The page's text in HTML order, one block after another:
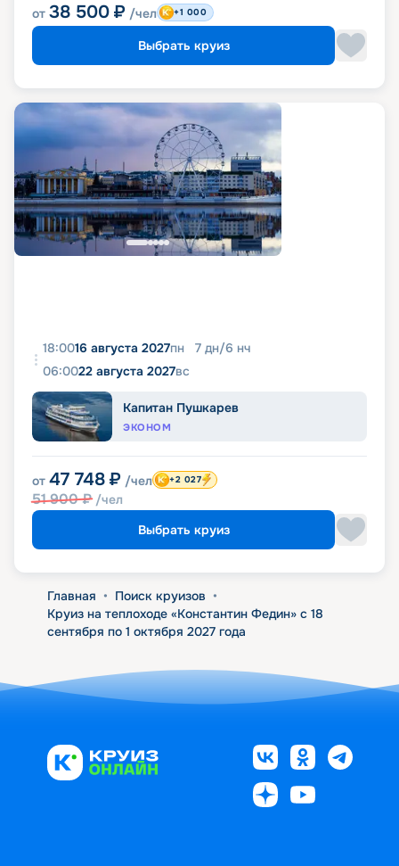
от 38 500 ₽ /чел +1 000
Выбрать круиз
18:0016 августа 2027пн 7 дн/6 нч
06:0022 августа 2027вс
Капитан Пушкарев
ЭКОНОМ
от 47 748 ₽ /чел
51 900₽ /чел
+2 027
Выбрать круиз
Главная • Поиск круизов •
Круиз на теплоходе «Константин Федин» с 18
сентября по 1 октября 2027 года